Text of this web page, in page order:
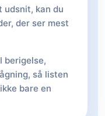
udsnit, kan du
der ser mest
berigelse,
så listen
bare en